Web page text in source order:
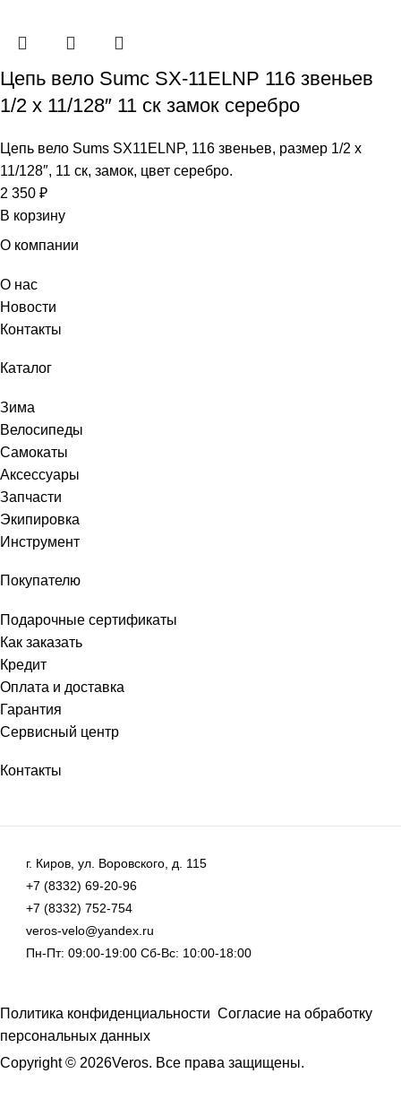
Цепь вело Sumc SX-11ELNP 116 звеньев
1/2 х 11/128″ 11 ск замок серебро
Цепь вело Sums SX11ELNP, 116 звеньев, размер 1/2 х
11/128″, 11 ск, замок, цвет серебро.
2 350 ₽
В корзину
О компании
О нас
Новости
Контакты
Каталог
Зима
Велосипеды
Самокаты
Аксессуары
Запчасти
Экипировка
Инструмент
Покупателю
Подарочные сертификаты
Как заказать
Кредит
Оплата и доставка
Гарантия
Сервисный центр
Контакты
г. Киров, ул. Воровского, д. 115
+7 (8332) 69-20-96
+7 (8332) 752-754
veros-velo@yandex.ru
Пн-Пт: 09:00-19:00 Сб-Вс: 10:00-18:00
Политика конфиденциальности Согласие на обработку
персональных данных
Copyright © 2026Veros. Все права защищены.